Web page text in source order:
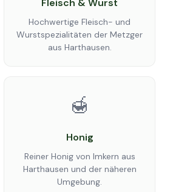
Fleisch & Wurst
Hochwertige Fleisch- und
Wurstspezialitäten der Metzger
aus Harthausen.
🍯
Honig
Reiner Honig von Imkern aus
Harthausen und der näheren
Umgebung.